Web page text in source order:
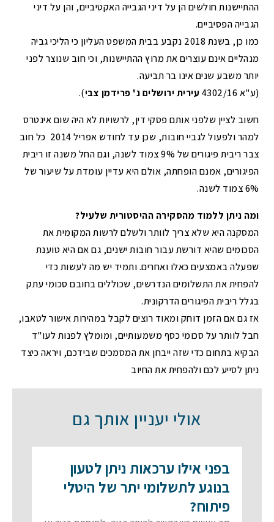
ההתיישנות חולשים הן על דיני הגבייה האקטיביים, והן על דיני
הגבייה הפסיביים.
כמו כן, בשנת 2018 נקבע בבית המשפט העליון כי הליכי גביה
מנהליים אינם עוצרים את מרוץ ההתיישנות, וכי חוב שנוצר לפני
יותר משבע שנים אינו בר תביעה.
(ע"א 4302/16
עירית ירושלים נ' פרידמן צבי).
חשוב לציין שלפני אותם פסקי דין, לרשויות לא היה שום אינטרס
למהר ולפעול לגביי חובות, שכן עד לחודש אפריל 2014 כל חוב
צבר ריבית פיגורים של 9% צמוד לשנה, וגם החל משנה זו ריבית
הפיגורים, אמנם הופחתה, אולם היא עדיין עומדת על שיעור של
6% צמוד לשנה.
ומה ניתן ללמוד מהסקירה ההיסטורית שלעיל?
המסקנה היא שלא צריך לוותר ולשלם לרשות המקומית את
הסכומים שהיא דורשת עבור חובות ישנים, גם אם היא טוענת
שפעלה באמצעים כאלו ואחרים. ותמיד יש מה לעשות כדי
להפחית את התשלומים הנדרשים, שכוללים בחובם סכומי עתק
בגלל ריבית הפיגורים הדרקונית.
אז גם אם הזמן דוחק ומאוד רוצים לקבל במהירות אישור לטאבו,
חבל לוותר על סכומי כסף משמעותיים, ומומלץ לפנות לעו"ד
הבקיא בתחום כדי שזה ייבחן את המסמכים שבידכם, ויראה כיצד
ניתן לסייע לכם ולהפחית את החיוב
אולי יעניין אותך גם
בפני אילו ערכאות ניתן לטעון
בנוגע לתשלומי יתר של היטלי
פיתוח?